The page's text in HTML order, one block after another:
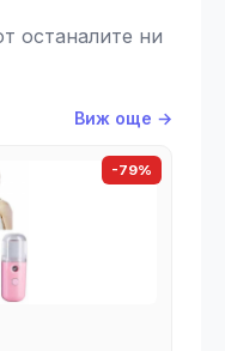
останалите ни
Виж още →
-79%